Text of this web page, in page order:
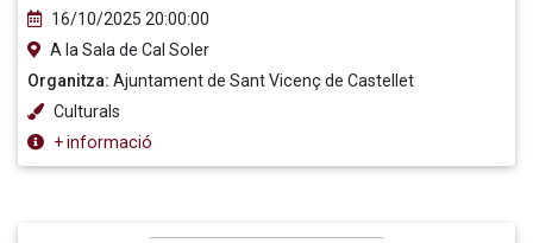
16/10/2025 20:00:00
A la Sala de Cal Soler
Organitza: Ajuntament de Sant Vicenç de Castellet
Culturals
+ informació